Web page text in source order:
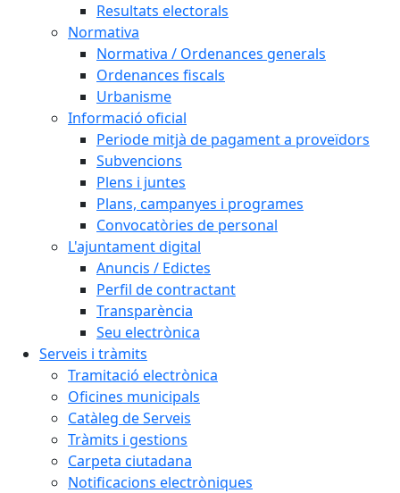
Resultats electorals
Normativa
Normativa / Ordenances generals
Ordenances fiscals
Urbanisme
Informació oficial
Periode mitjà de pagament a proveïdors
Subvencions
Plens i juntes
Plans, campanyes i programes
Convocatòries de personal
L'ajuntament digital
Anuncis / Edictes
Perfil de contractant
Transparència
Seu electrònica
Serveis i tràmits
Tramitació electrònica
Oficines municipals
Catàleg de Serveis
Tràmits i gestions
Carpeta ciutadana
Notificacions electròniques